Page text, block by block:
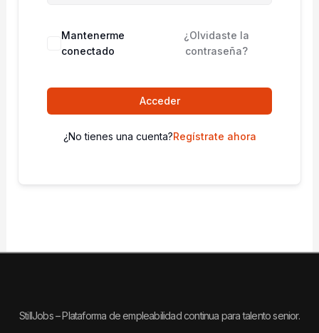
Mantenerme
conectado
¿Olvidaste la
contraseña?
Acceder
¿No tienes una cuenta?Regístrate ahora
StillJobs – Plataforma de empleabilidad continua para talento senior.